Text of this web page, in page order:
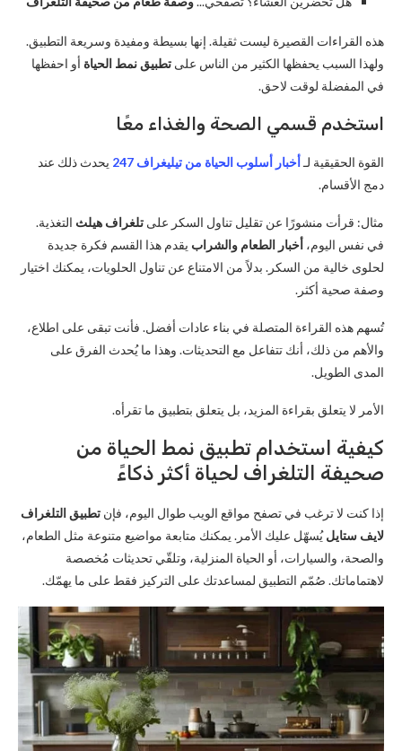
هذه القراءات القصيرة ليست ثقيلة. إنها بسيطة ومفيدة وسريعة التطبيق.
ولهذا السبب يحفظها الكثير من الناس على تطبيق نمط الحياة أو احفظها
في المفضلة لوقت لاحق.
استخدم قسمي الصحة والغذاء معًا
القوة الحقيقية لـأخبار أسلوب الحياة من تيليغراف 247
يحدث ذلك عند
دمج الأقسام.
مثال: قرأت منشورًا عن تقليل تناول السكر على تلغراف هيلث التغذية.
في نفس اليوم، أخبار الطعام والشراب يقدم هذا القسم فكرة جديدة
لحلوى خالية من السكر. بدلاً من الامتناع عن تناول الحلويات، يمكنك اختيار
وصفة صحية أكثر.
تُسهم هذه القراءة المتصلة في بناء عادات أفضل. فأنت تبقى على اطلاع،
والأهم من ذلك، أنك تتفاعل مع التحديثات. وهذا ما يُحدث الفرق على
المدى الطويل.
الأمر لا يتعلق بقراءة المزيد، بل يتعلق بتطبيق ما تقرأه.
كيفية استخدام تطبيق نمط الحياة من
صحيفة التلغراف لحياة أكثر ذكاءً
إذا كنت لا ترغب في تصفح مواقع الويب طوال اليوم، فإن تطبيق التلغراف
لايف ستايليُسهّل عليك الأمر. يمكنك متابعة مواضيع متنوعة مثل الطعام،
والصحة، والسيارات، أو الحياة المنزلية، وتلقّي تحديثات مُخصصة
لاهتماماتك. صُمّم التطبيق لمساعدتك على التركيز فقط على ما يهمّك.